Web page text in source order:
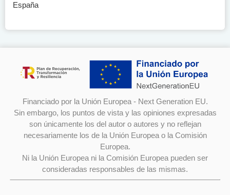
España
Financiado por la Unión Europea - Next Generation EU.
Sin embargo, los puntos de vista y las opiniones expresadas
son únicamente los del autor o autores y no reflejan
necesariamente los de la Unión Europea o la Comisión
Europea.
Ni la Unión Europea ni la Comisión Europea pueden ser
consideradas responsables de las mismas.